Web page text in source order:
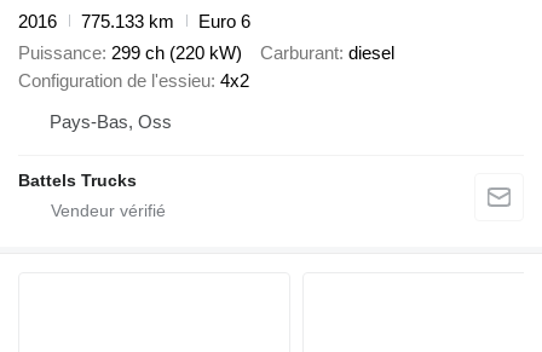
2016
775.133 km
Euro 6
Puissance 299 ch (220 kW) Carburant diesel
Configuration de l'essieu 4x2
Pays-Bas, Oss
Battels Trucks